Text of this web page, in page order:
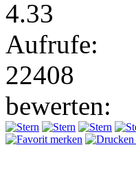
4.33
Aufrufe:
22408
bewerten:
merken